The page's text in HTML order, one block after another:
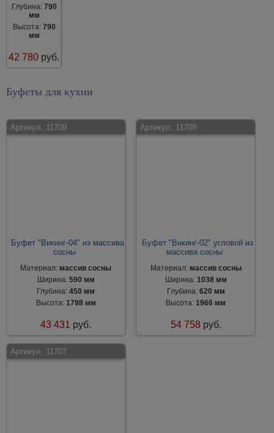
Глубина: 790
мм
Высота: 790
мм
42 780 руб.
Буфеты для кухни
Артикул: 11709
Буфет "Викинг-04" из массива
сосны
Материал: массив сосны
Ширина: 590 мм
Глубина:450 мм
Высота: 1798 мм
43 431 руб.
Артикул: 11708
Буфет "Викинг-02" угловой из
массива сосны
Материал: массив сосны
Ширина: 1038 мм
Глубина: 620 мм
Высота:1966 мм
54 758 руб.
Артикул: 11707